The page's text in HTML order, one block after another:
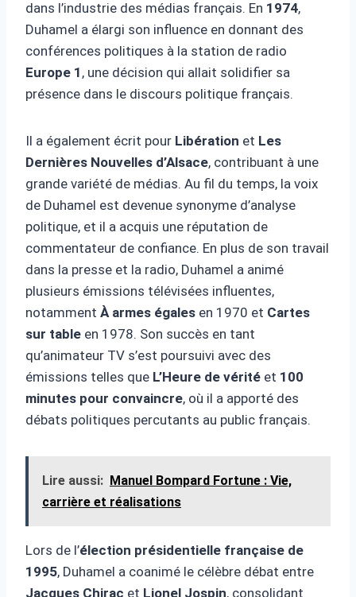
dans l’industrie des médias français. En 1974,
Duhamel a élargi son influence en donnant des
conférences politiques à la station de radio
Europe 1 , une décision qui allait solidifier sa
présence dans le discours politique français.
Il a également écrit pour Libération et Les
Dernières Nouvelles d’Alsace, contribuant à une
grande variété de médias. Au fil du temps, la voix
de Duhamel est devenue synonyme d’analyse
politique, et il a acquis une réputation de
commentateur de confiance. En plus de son travail
dans la presse et la radio, Duhamel a animé
plusieurs émissions télévisées influentes,
notamment À armes égales en 1970 et Cartes
sur table en 1978. Son succès en tant
qu’animateur TV s’est poursuivi avec des
émissions telles que L’Heure de vérité et 100
minutes pour convaincre, où il a apporté des
débats politiques percutants au public français.
Lire aussi: Manuel Bompard Fortune : Vie,
carrière et réalisations
Lors de l’élection présidentielle française de
1995, Duhamel a coanimé le célèbre débat entre
Jacques Chirac et Lionel Jospin, consolidant